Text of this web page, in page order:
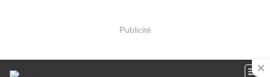
Publicité